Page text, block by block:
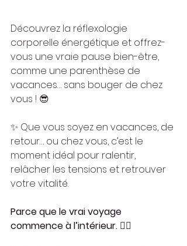
Découvrez la réflexologie
corporelle énergétique et offrez-
vous une vraie pause bien-être,
comme une parenthèse de
vacances… sans bouger de chez
vous ! 😎
✨ Que vous soyez en vacances, de
retour… ou chez vous, c’est le
moment idéal pour ralentir,
relâcher les tensions et retrouver
votre vitalité.
Parce que le vrai voyage
commence à l’intérieur. 🧘‍♂️